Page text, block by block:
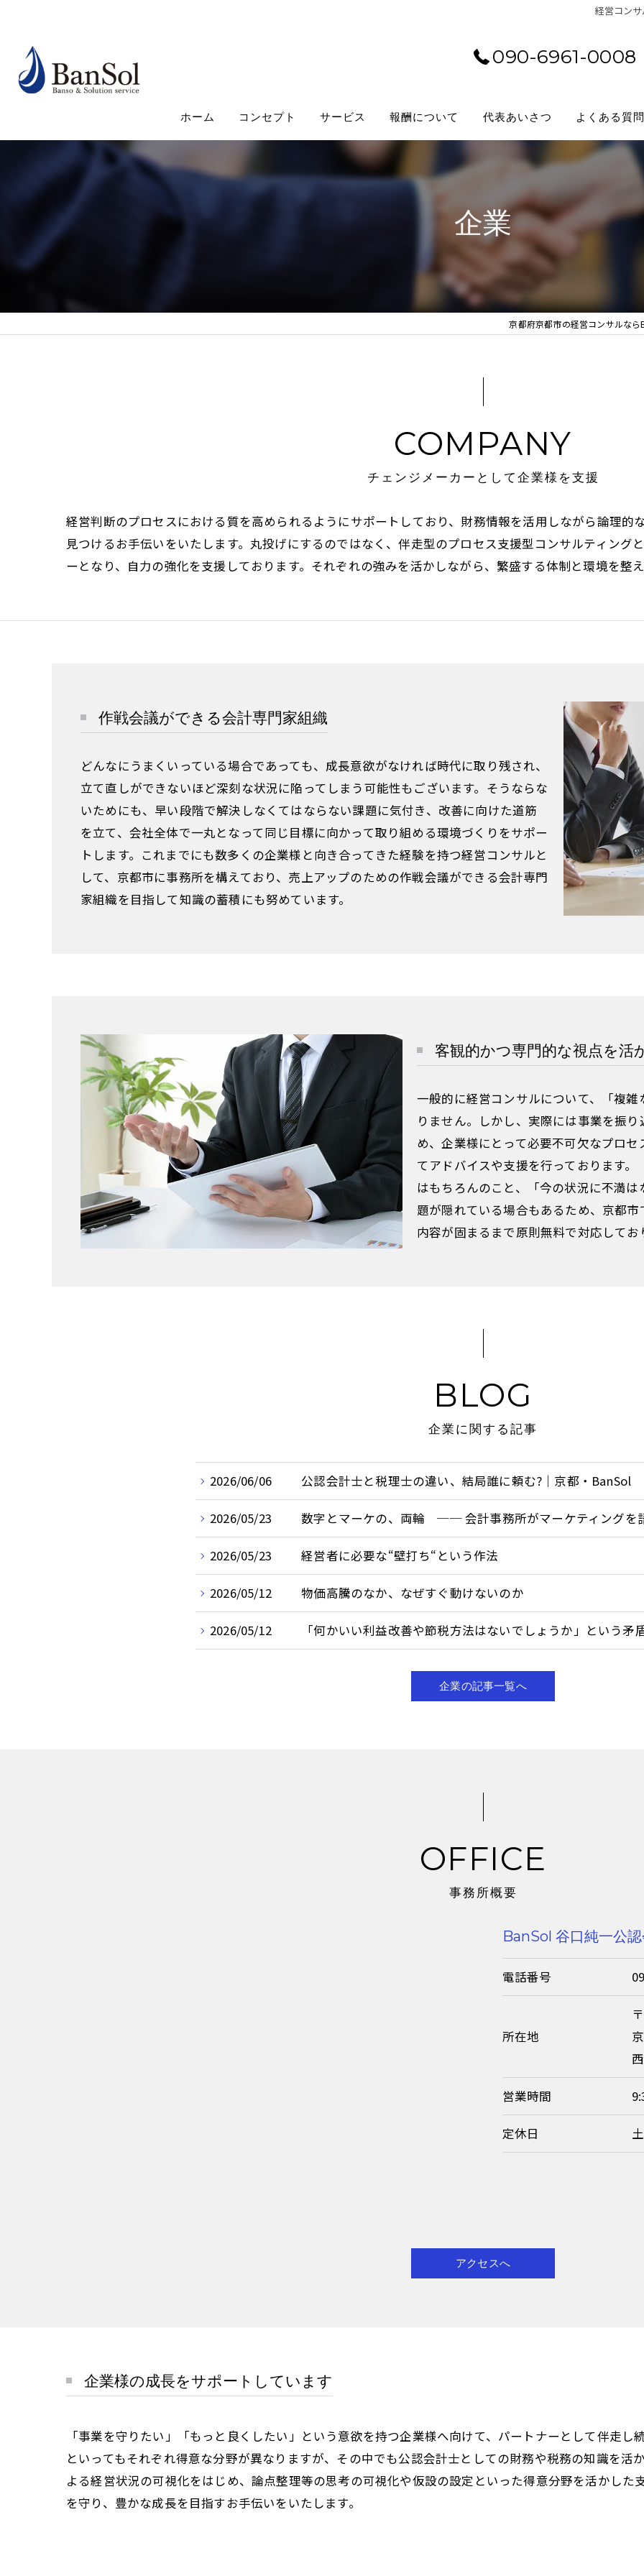
経営コン
090-6961-0008
ホーム コンセプト サービス 報酬について 代表あいさつ よくある質
企業
京都府京都市の経営コンサルな
チェンジメーカーとして企業様を支援
COMPANY
経営判断のプロセスにおける質を高められるようにサポートしており、財務情報を活用しながら論理的
見つけるお手伝いをいたします。丸投げにするのではなく、伴走型のプロセス支援型コンサルティング
ーとなり、自力の強化を支援しております。それぞれの強みを活かしながら、繁盛する体制と環境を整
作戦会議ができる会計専門家組織
どんなにうまくいっている場合であっても、成長意欲がなければ時代に取り残され、
立て直しができないほど深刻な状況に陥ってしまう可能性もございます。そうならな
いためにも、早い段階で解決しなくてはならない課題に気付き、改善に向けた道筋
を立て、会社全体で一丸となって同じ目標に向かって取り組める環境づくりをサポー
トします。これまでにも数多くの企業様と向き合ってきた経験を持つ経営コンサルと
して、京都市に事務所を構えており、売上アップのための作戦会議ができる会計専門
家組織を目指して知識の蓄積にも努めています。
客観的かつ専門的な視点を活
一般的に経営コンサルについて、「複
りません。しかし、実際には事業を振
め、企業様にとって必要不可欠なプロ
てアドバイスや支援を行っております
はもちろんのこと、「今の状況に不満
題が隠れている場合もあるため、京都
内容が固まるまで原則無料で対応してお
BLOG
企業に関する記事
2026/06/06 公認会計士と税理士の違い、結局誰に頼む?｜京都・BanSol
2026/05/23 数字とマーケの、両輪 ── 会計事務所がマーケティングを
2026/05/23 経営者に必要な“壁打ち“という作法
2026/05/12 物価高騰のなか、なぜすぐ動けないのか
2026/05/12 「何かいい利益改善や節税方法はないでしょうか」という矛
企業の記事一覧へ
OFFICE
事務所概要
BanSol 谷口純一公
電話番号
所在地
営業時間
定休日
アクセスへ
企業様の成長をサポートしています
「事業を守りたい」「もっと良くしたい」という意欲を持つ企業様へ向けて、パートナーとして伴走
といってもそれぞれ得意な分野が異なりますが、その中でも公認会計士としての財務や税務の知識を活
よる経営状況の可視化をはじめ、論点整理等の思考の可視化や仮設の設定といった得意分野を活かした
を守り、豊かな成長を目指すお手伝いをいたします。